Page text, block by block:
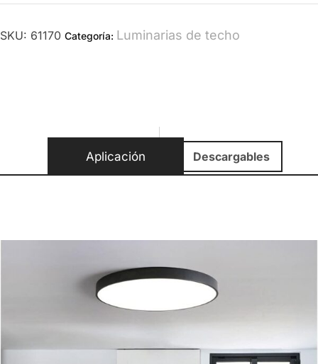
SKU: 61170 Categoría: Luminarias de techo
Aplicación Descargables